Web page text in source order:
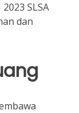
SLSA
dan